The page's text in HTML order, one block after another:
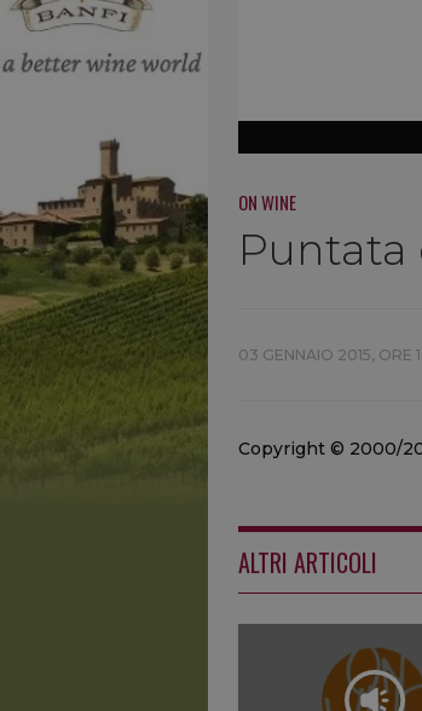
ON WINE
Puntata
03 GENNAIO 2015, ORE
Copyright © 2000/
ALTRI ARTICOLI